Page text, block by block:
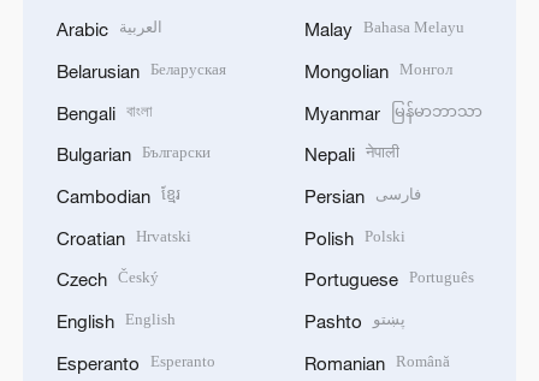
Arabic العربية
Belarusian Беларуская
Bengali বাংলা
Bulgarian Български
Cambodian ខ្មែរ
Croatian Hrvatski
Czech Český
English English
Esperanto Esperanto
Malay Bahasa Melayu
Mongolian Монгол
Myanmar မြန်မာဘာသာ
Nepali नेपाली
Persian فارسی
Polish Polski
Portuguese Português
Pashto پښتو
Romanian Română